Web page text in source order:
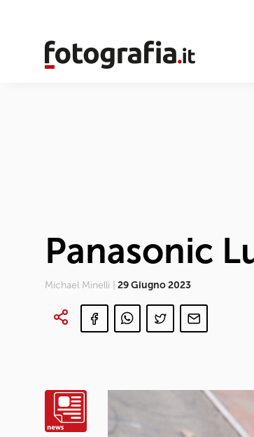
Panasonic
Michael Minelli | 29 Giugno 2023